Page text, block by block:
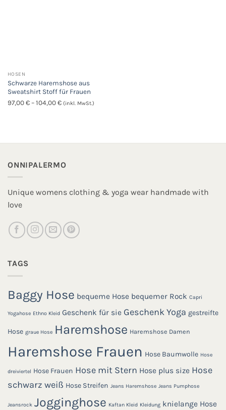
HOSEN
Schwarze Haremshose aus
Sweatshirt Stoff für Frauen
97,00 € – 104,00 €Preisspanne:
(inkl. MwSt.)
ONNIPALERMO
Unique womens clothing & yoga wear handmade with
love
TAGS
Baggy Hose bequeme Hose bequemer Rock Capri
Yogahose Ethno Kleid Geschenk für sie Geschenk Yoga gestreifte
Hose graue Hose Haremshose Haremshose Damen
Haremshose Frauen Hose Baumwolle Hose
dreiviertel Hose Frauen Hose mit Stern Hose plus size Hose
schwarz weiß Hose Streifen Jeans Haremshose Jeans Pumphose
Jeansrock Jogginghose Kaftan Kleid Kleidung knielange Hose